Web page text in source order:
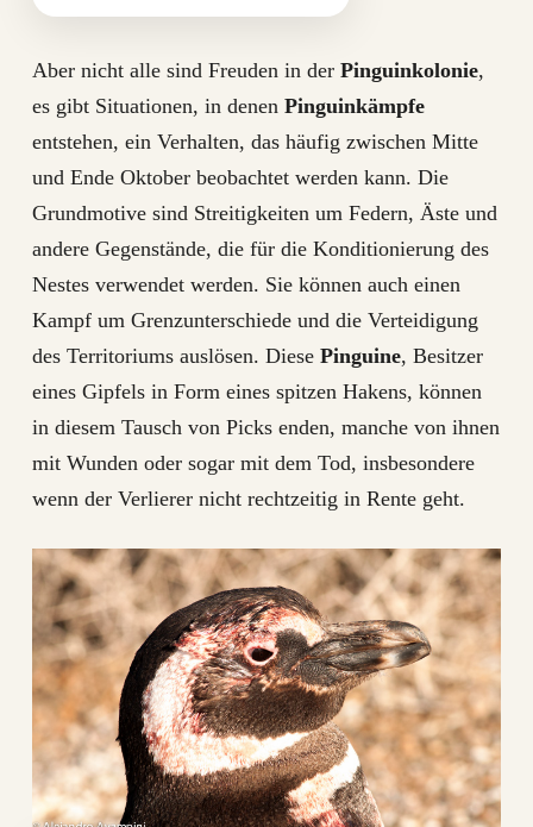
Aber nicht alle sind Freuden in der Pinguinkolonie,
es gibt Situationen, in denen Pinguinkämpfe
entstehen, ein Verhalten, das häufig zwischen Mitte
und Ende Oktober beobachtet werden kann. Die
Grundmotive sind Streitigkeiten um Federn, Äste und
andere Gegenstände, die für die Konditionierung des
Nestes verwendet werden. Sie können auch einen
Kampf um Grenzunterschiede und die Verteidigung
des Territoriums auslösen. Diese Pinguine, Besitzer
eines Gipfels in Form eines spitzen Hakens, können
in diesem Tausch von Picks enden, manche von ihnen
mit Wunden oder sogar mit dem Tod, insbesondere
wenn der Verlierer nicht rechtzeitig in Rente geht.